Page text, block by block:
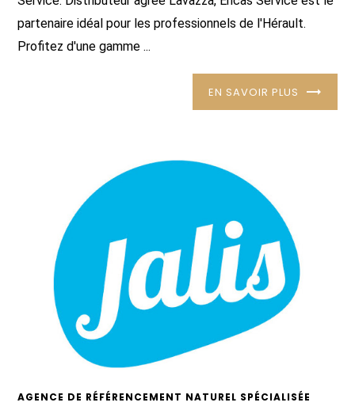
partenaire idéal pour les professionnels de l'Hérault.
Profitez d'une gamme ...
EN SAVOIR PLUS
AGENCE DE RÉFÉRENCEMENT NATUREL SPÉCIALISÉE